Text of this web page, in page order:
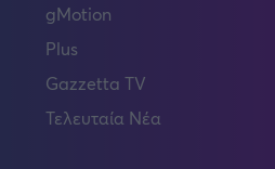
gMotion
Plus
Gazzetta TV
Τελευταία Νέα